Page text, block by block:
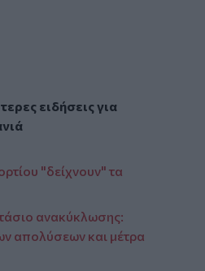
ειδήσεις για
"δείχνουν" τα
ανακύκλωσης:
απολύσεων και μέτρα